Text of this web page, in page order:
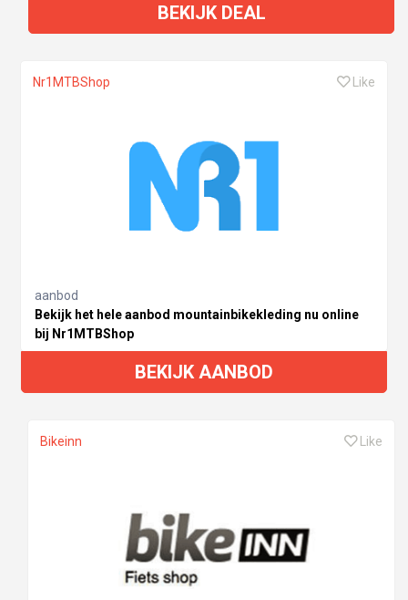
BEKIJK DEAL
Nr1MTBShop Like
aanbod
Bekijk het hele aanbod mountainbikekleding nu online
bij Nr1MTBShop
BEKIJK AANBOD
Bikeinn Like